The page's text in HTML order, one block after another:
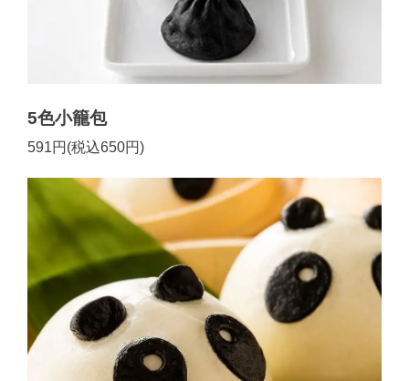
5色小籠包
591円(税込650円)